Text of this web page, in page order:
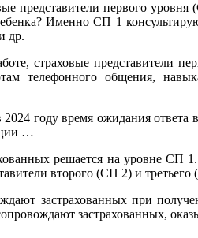
представители первого
Именно СП 1
др.
страховые представители
телефонного общения,
году время ожидания ответа
…
решается на уровне
второго (СП 2) и
застрахованных при
застрахованных,